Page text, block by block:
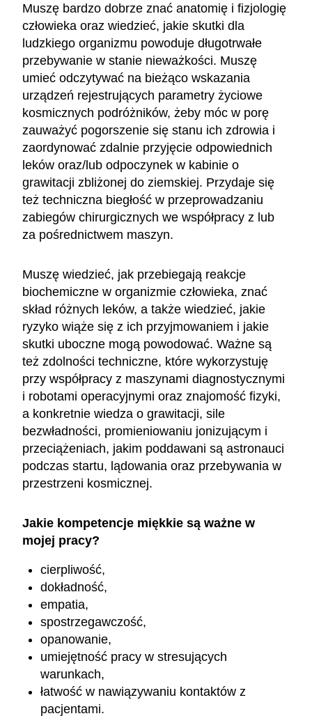
Muszę bardzo dobrze znać anatomię i fizjologię
człowieka oraz wiedzieć, jakie skutki dla
ludzkiego organizmu powoduje długotrwałe
przebywanie w stanie nieważkości. Muszę
umieć odczytywać na bieżąco wskazania
urządzeń rejestrujących parametry życiowe
kosmicznych podróżników, żeby móc w porę
zauważyć pogorszenie się stanu ich zdrowia i
zaordynować zdalnie przyjęcie odpowiednich
leków oraz/lub odpoczynek w kabinie o
grawitacji zbliżonej do ziemskiej. Przydaje się
też techniczna biegłość w przeprowadzaniu
zabiegów chirurgicznych we współpracy z lub
za pośrednictwem maszyn.
Muszę wiedzieć, jak przebiegają reakcje
biochemiczne w organizmie człowieka, znać
skład różnych leków, a także wiedzieć, jakie
ryzyko wiąże się z ich przyjmowaniem i jakie
skutki uboczne mogą powodować. Ważne są
też zdolności techniczne, które wykorzystuję
przy współpracy z maszynami diagnostycznymi
i robotami operacyjnymi oraz znajomość fizyki,
a konkretnie wiedza o grawitacji, sile
bezwładności, promieniowaniu jonizującym i
przeciążeniach, jakim poddawani są astronauci
podczas startu, lądowania oraz przebywania w
przestrzeni kosmicznej.
Jakie kompetencje miękkie są ważne w
mojej pracy?
cierpliwość,
dokładność,
empatia,
spostrzegawczość,
opanowanie,
umiejętność pracy w stresujących
warunkach,
łatwość w nawiązywaniu kontaktów z
pacjentami.